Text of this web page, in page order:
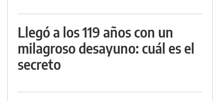
Llegó a los 119 años con un
milagroso desayuno: cuál es el
secreto